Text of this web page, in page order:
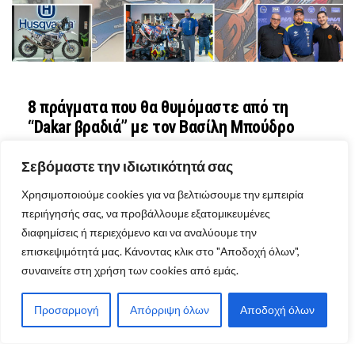
Σεβόμαστε την ιδιωτικότητά σας
Χρησιμοποιούμε cookies για να βελτιώσουμε την εμπειρία
περιήγησής σας, να προβάλλουμε εξατομικευμένες
διαφημίσεις ή περιεχόμενο και να αναλύουμε την
επισκεψιμότητά μας. Κάνοντας κλικ στο "Αποδοχή όλων",
συναινείτε στη χρήση των cookies από εμάς.
Προσαρμογή Απόρριψη όλων Αποδοχή όλων
8 πράγματα που θα θυμόμαστε από τη
“Dakar βραδιά” με τον Βασίλη Μπούδρο
ΕΚΔΗΛΩΣΕΙΣ